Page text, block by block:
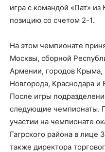
игра с командой «Пат» из
позицию со счетом 2-1.
На этом чемпионате
Москвы, сборной
Армении, городов Крыма,
Новгорода, Краснодара и
После игры
следующие чемпионаты.
участии на чемпионате
Гагрского района в лице
также директора